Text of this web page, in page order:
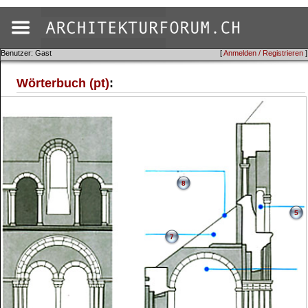
[Anmelden / Registrieren ]
Benutzer: Gast
Wörterbuch (pt):
5
7
8